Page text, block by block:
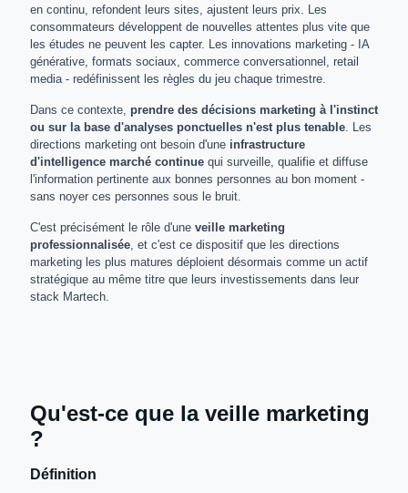
en continu, refondent leurs sites, ajustent leurs prix. Les
consommateurs développent de nouvelles attentes plus vite que
les études ne peuvent les capter. Les innovations marketing - IA
générative, formats sociaux, commerce conversationnel, retail
media - redéfinissent les règles du jeu chaque trimestre.
Dans ce contexte, prendre des décisions marketing à l'instinct
ou sur la base d'analyses ponctuelles n'est plus tenable . Les
directions marketing ont besoin d'une infrastructure
d'intelligence marché continue qui surveille, qualifie et diffuse
l'information pertinente aux bonnes personnes au bon moment -
sans noyer ces personnes sous le bruit.
C'est précisément le rôle d'une veille marketing
professionnalisée , et c'est ce dispositif que les directions
marketing les plus matures déploient désormais comme un actif
stratégique au même titre que leurs investissements dans leur
stack Martech.
Qu'est-ce que la veille marketing
?
Définition